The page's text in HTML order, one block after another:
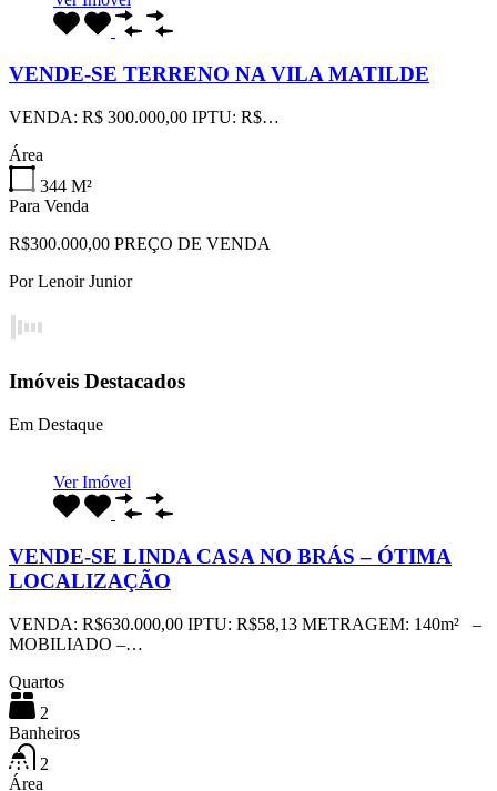
VENDE-SE TERRENO NA VILA MATILDE
VENDA: R$ 300.000,00 IPTU: R$…
Área
344 M²
Para Venda
R$300.000,00 PREÇO DE VENDA
PorLenoir Junior
Imóveis Destacados
Em Destaque
Ver Imóvel
VENDE-SE LINDA CASA NO BRÁS – ÓTIMA
LOCALIZAÇÃO
VENDA: R$630.000,00 IPTU: R$58,13 METRAGEM: 140m² –
MOBILIADO –…
Quartos
2
Banheiros
2
Área